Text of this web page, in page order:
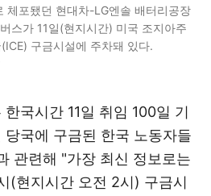
체포됐던 현대차-LG엔솔 배터리공장
스가 11일(현지시간) 미국 조지아주
구금시설에 주차돼 있다.
국시간 11일 취임 100일 기
국에 구금된 한국 노동자들
관련해 "가장 최신 정보로는
(현지시간 오전 2시) 구금시